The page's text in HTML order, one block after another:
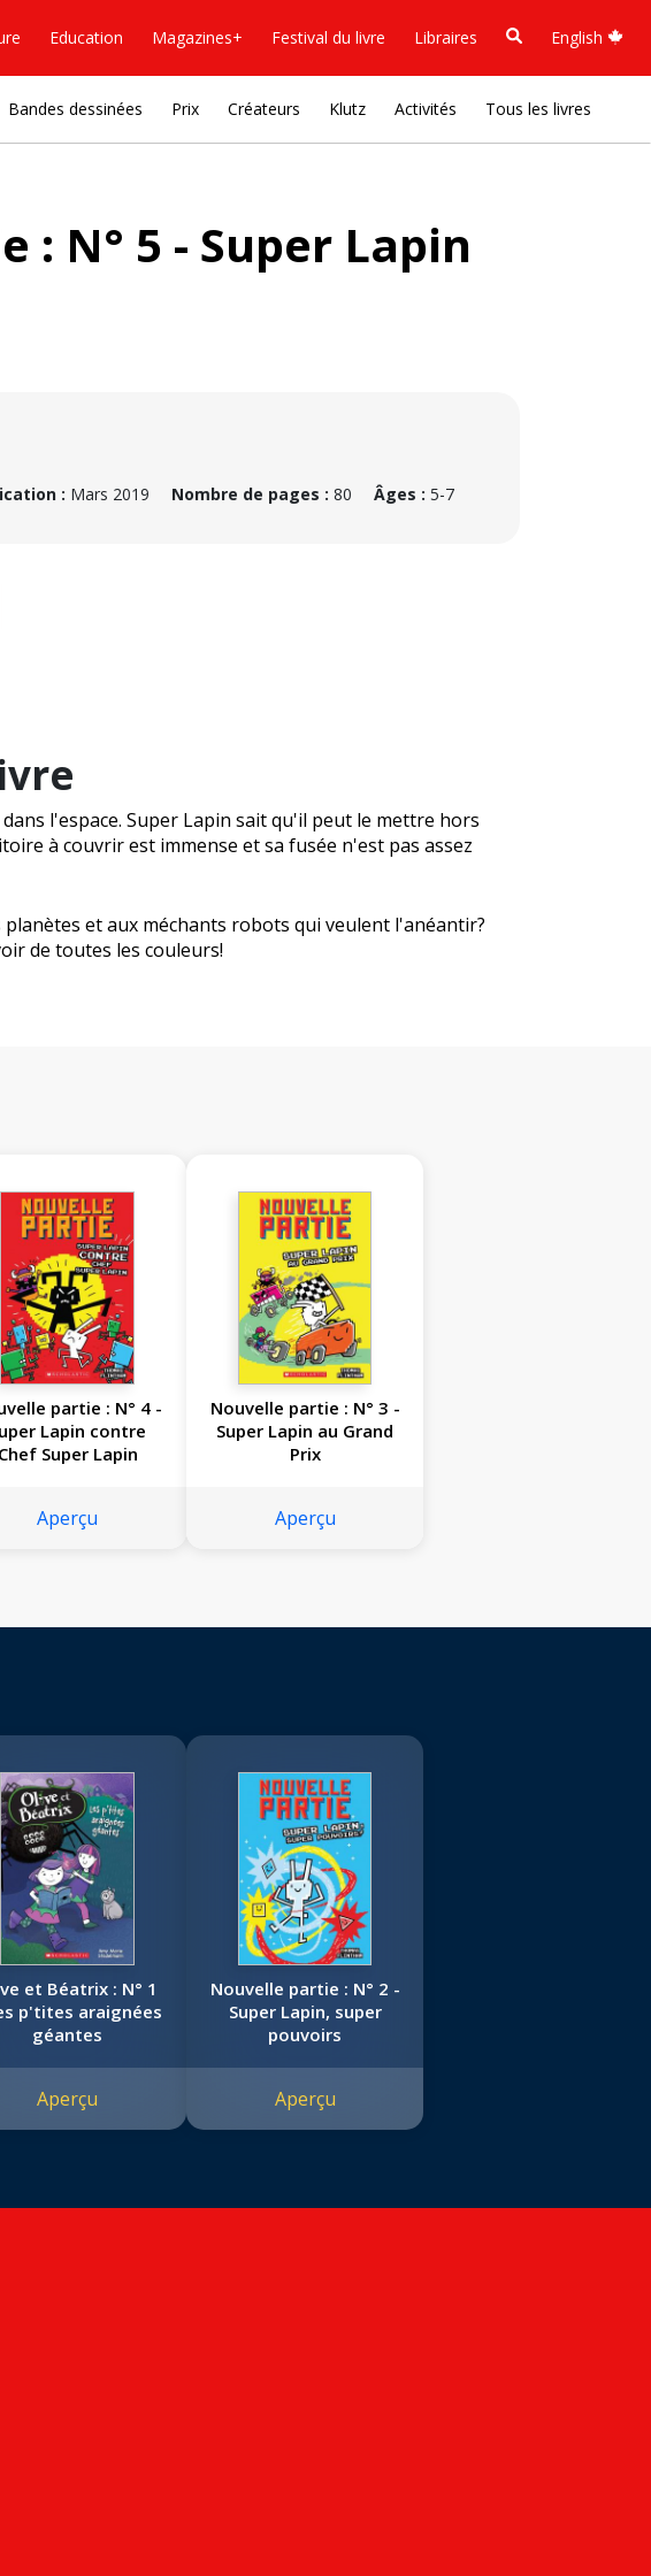
Education Magazines+ Festival du livre Libraires English
Bandes dessinées Prix Créateurs Klutz Activités Tous les livres
: N° 5 - Super Lapin
: Mars 2019 Nombre de pages : 80 Âges : 5-7
l'espace. Super Lapin sait qu'il peut le mettre hors
à couvrir est immense et sa fusée n'est pas assez
et aux méchants robots qui veulent l'anéantir?
de toutes les couleurs!
partie : N° 4 -
Lapin contre
Chef Super Lapin
Aperçu
Nouvelle partie : N° 3 -
Super Lapin au Grand
Prix
Aperçu
et Béatrix : N° 1
p'tites araignées
géantes
Aperçu
Nouvelle partie : N° 2 -
Super Lapin, super
pouvoirs
Aperçu